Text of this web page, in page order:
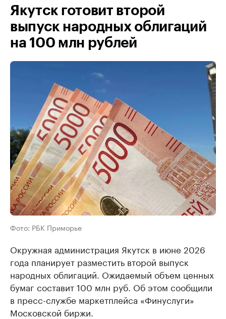
Якутск готовит второй
выпуск народных облигаций
на 100 млн рублей
Фото: РБК Приморье
Окружная администрация Якутск в июне 2026
года планирует разместить второй выпуск
народных облигаций. Ожидаемый объем ценных
бумаг составит 100 млн руб. Об этом сообщили
в пресс-службе маркетплейса «Финуслуги»
Московской биржи.